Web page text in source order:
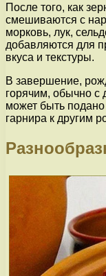
После того, как
смешиваются с
морковь, лук,
добавляются для
вкуса и текстуры.
В завершение,
горячим, обычно
может быть подано
гарнира к другим